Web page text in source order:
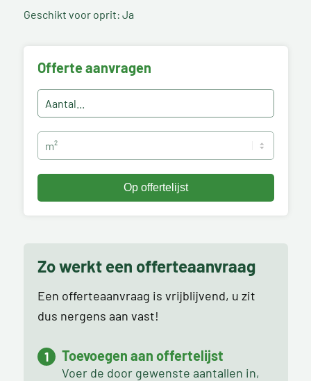
Geschikt voor oprit: Ja
Offerte aanvragen
Zo werkt een offerteaanvraag
Een offerteaanvraag is vrijblijvend, u zit
dus nergens aan vast!
Toevoegen aan offertelijst
Voer de door gewenste aantallen in,